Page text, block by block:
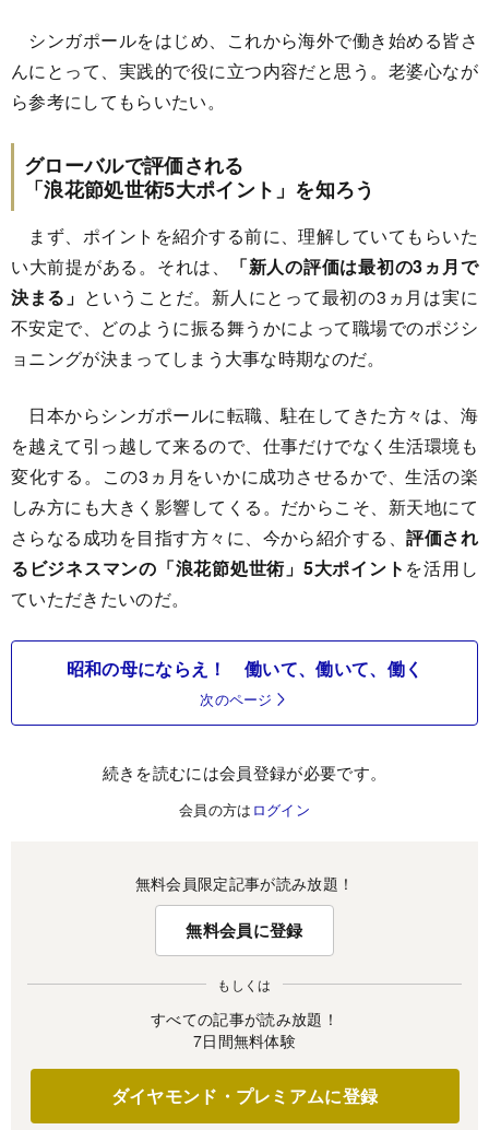
シンガポールをはじめ、これから海外で働き始める皆さ
んにとって、実践的で役に立つ内容だと思う。老婆心なが
ら参考にしてもらいたい。
グローバルで評価される
「浪花節処世術5大ポイント」を知ろう
まず、ポイントを紹介する前に、理解していてもらいた
い大前提がある。それは、
「新人の評価は最初の3ヵ月で
決まる」 ということだ。新人にとって最初の3ヵ月は実に
不安定で、どのように振る舞うかによって職場でのポジシ
ョニングが決まってしまう大事な時期なのだ。
日本からシンガポールに転職、駐在してきた方々は、海
を越えて引っ越して来るので、仕事だけでなく生活環境も
変化する。この3ヵ月をいかに成功させるかで、生活の楽
しみ方にも大きく影響してくる。だからこそ、新天地にて
さらなる成功を目指す方々に、今から紹介する、評価され
るビジネスマンの「浪花節処世術」5大ポイント を活用し
ていただきたいのだ。
昭和の母にならえ！ 働いて、働いて、働く
次のページ
続きを読むには会員登録が必要です。
会員の方は ログイン
無料会員限定記事が読み放題！
無料会員に登録
もしくは
すべての記事が読み放題！
7日間無料体験
ダイヤモンド・プレミアムに登録